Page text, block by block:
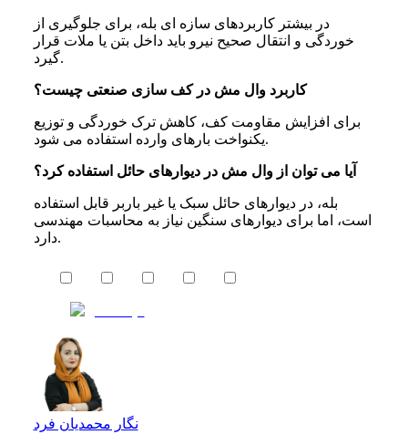
در بیشتر کاربردهای سازه ای بله، برای جلوگیری از
خوردگی و انتقال صحیح نیرو باید داخل بتن یا ملات قرار
گیرد.
کاربرد وال مش در کف‌ سازی صنعتی چیست؟
برای افزایش مقاومت کف، کاهش ترک خوردگی و توزیع
یکنواخت بارهای وارده استفاده می شود.
آیا می‌ توان از وال مش در دیوارهای حائل استفاده کرد؟
بله، در دیوارهای حائل سبک یا غیر باربر قابل استفاده
است، اما برای دیوارهای سنگین نیاز به محاسبات مهندسی
دارد.
نگار محمدیان فرد